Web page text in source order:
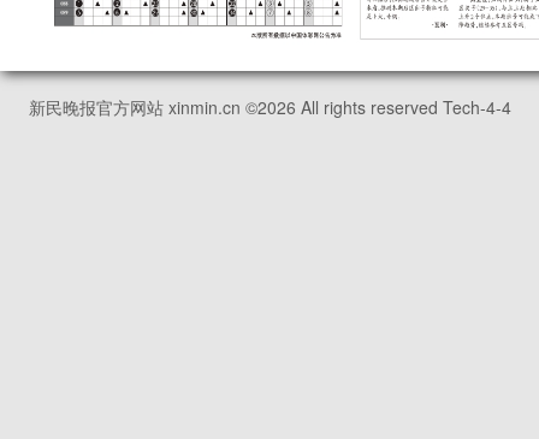
新民晚报官方网站 xinmin.cn ©2026 All rights reserved Tech-4-4